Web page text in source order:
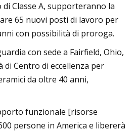
Classe A, supporteranno la
65 nuovi posti di lavoro per
con possibilità di proroga.
con sede a Fairfield, Ohio,
Centro di eccellenza per
da oltre 40 anni,
funzionale [risorse
persone in America e libererà